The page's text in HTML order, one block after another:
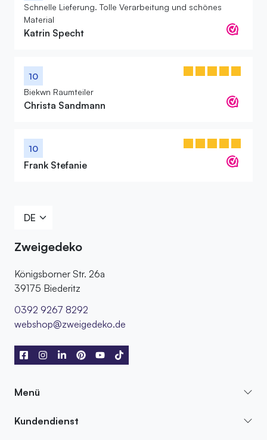
Schnelle Lieferung. Tolle Verarbeitung und schönes
Material
Katrin Specht
10
Biekwn Raumteiler
Christa Sandmann
10
Frank Stefanie
Zweigedeko
Königsborner Str. 26a
39175 Biederitz
0392 9267 8292
webshop@zweigedeko.de
Menü
Kundendienst